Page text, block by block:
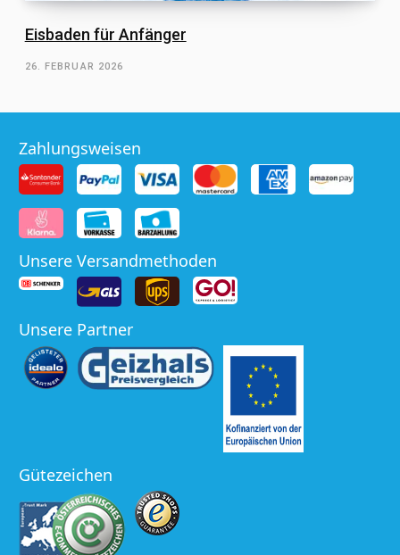
Eisbaden für Anfänger
26. FEBRUAR 2026
Zahlungsweisen
Unsere Versandmethoden
Unsere Partner
Gütezeichen